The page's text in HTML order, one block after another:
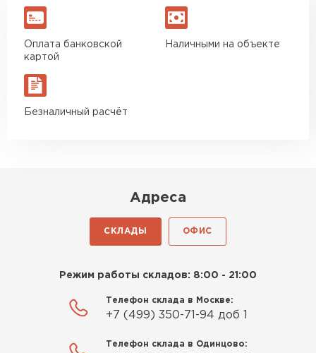
Оплата банковской
картой
Наличными на объекте
Безналичный расчёт
Адреса
СКЛАДЫ ОФИС
Режим работы складов: 8:00 - 21:00
Телефон склада в Москве:
+7 (499) 350-71-94 доб 1
Телефон склада в Одинцово: